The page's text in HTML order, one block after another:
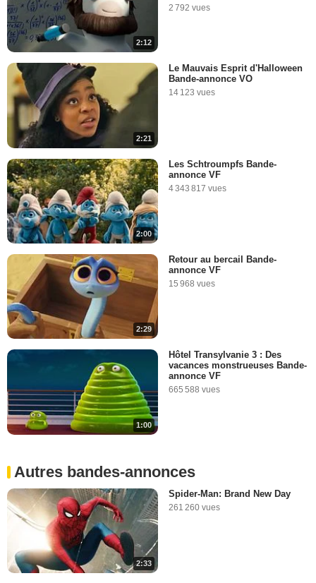
2:12
2 792 vues
2:21
Le Mauvais Esprit d'Halloween
Bande-annonce VO
14 123 vues
2:00
Les Schtroumpfs Bande-
annonce VF
4 343 817 vues
2:29
Retour au bercail Bande-
annonce VF
15 968 vues
1:00
Hôtel Transylvanie 3 : Des
vacances monstrueuses Bande-
annonce VF
665 588 vues
Autres bandes-annonces
2:33
Spider-Man: Brand New Day
261 260 vues